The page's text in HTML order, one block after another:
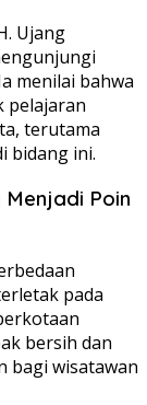
Ujang
menilai bahwa
pelajaran
terutama
bidang ini.
Poin
pada
bersih dan
bagi wisatawan